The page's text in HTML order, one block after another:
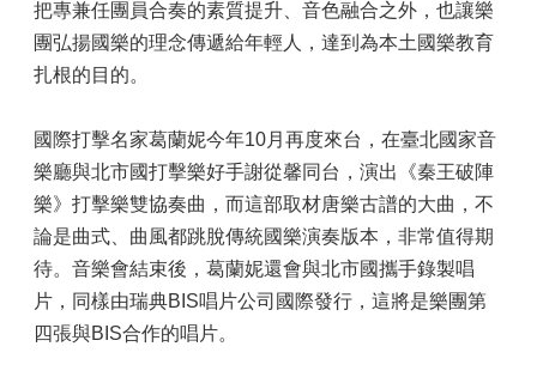
把專兼任團員合奏的素質提升、音色融合之外，也讓樂
團弘揚國樂的理念傳遞給年輕人，達到為本土國樂教育
扎根的目的。
國際打擊名家葛蘭妮今年10月再度來台，在臺北國家音
樂廳與北市國打擊樂好手謝從馨同台，演出《秦王破陣
樂》打擊樂雙協奏曲，而這部取材唐樂古譜的大曲，不
論是曲式、曲風都跳脫傳統國樂演奏版本，非常值得期
待。音樂會結束後，葛蘭妮還會與北市國攜手錄製唱
片，同樣由瑞典BIS唱片公司國際發行，這將是樂團第
四張與BIS合作的唱片。